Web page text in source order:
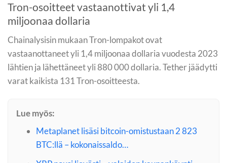
Tron-osoitteet vastaanottivat yli 1,4
miljoonaa dollaria
Chainalysisin mukaan Tron-lompakot ovat
vastaanottaneet yli 1,4 miljoonaa dollaria vuodesta 2023
lähtien ja lähettäneet yli 880 000 dollaria. Tether jäädytti
varat kaikista 131 Tron-osoitteesta.
Lue myös:
Metaplanet lisäsi bitcoin-omistustaan 2 823
BTC:llä – kokonaissaldo…